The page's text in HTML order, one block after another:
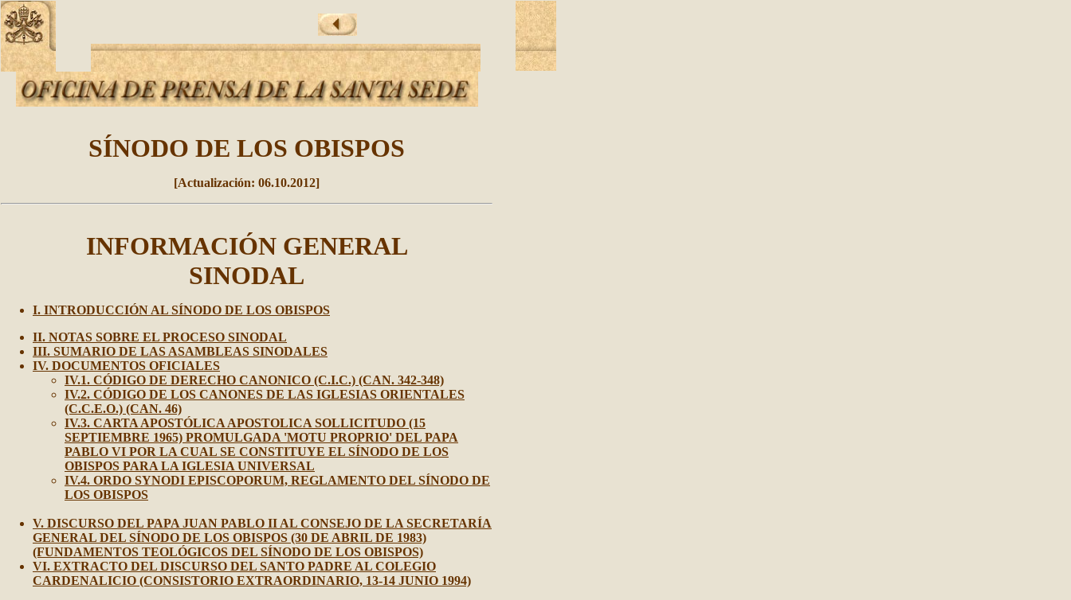
SÍNODO DE LOS OBISPOS
[Actualización: 06.10.2012]
INFORMACIÓN GENERAL
SINODAL
I. INTRODUCCIÓN AL SÍNODO DE LOS OBISPOS
II. NOTAS SOBRE EL PROCESO SINODAL
III. SUMARIO DE LAS ASAMBLEAS SINODALES
IV. DOCUMENTOS OFICIALES
IV.1. CÓDIGO DE DERECHO CANONICO (C.I.C.) (CAN. 342-348)
IV.2. CÓDIGO DE LOS CANONES DE LAS IGLESIAS ORIENTALES
(C.C.E.O.) (CAN. 46)
IV.3. CARTA APOSTÓLICA APOSTOLICA SOLLICITUDO (15
SEPTIEMBRE 1965) PROMULGADA 'MOTU PROPRIO' DEL PAPA
PABLO VI POR LA CUAL SE CONSTITUYE EL SÍNODO DE LOS
OBISPOS PARA LA IGLESIA UNIVERSAL
IV.4. ORDO SYNODI EPISCOPORUM, REGLAMENTO DEL SÍNODO DE
LOS OBISPOS
V. DISCURSO DEL PAPA JUAN PABLO II AL CONSEJO DE LA SECRETARÍA
GENERAL DEL SÍNODO DE LOS OBISPOS (30 DE ABRIL DE 1983)
(FUNDAMENTOS TEOLÓGICOS DEL SÍNODO DE LOS OBISPOS)
VI. EXTRACTO DEL DISCURSO DEL SANTO PADRE AL COLEGIO
CARDENALICIO (CONSISTORIO EXTRAORDINARIO, 13-14 JUNIO 1994)